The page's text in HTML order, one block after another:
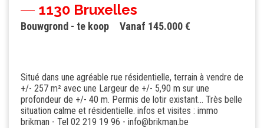
1130 Bruxelles
Vanaf 145.000 €
Bouwgrond - te koop
Situé dans une agréable rue résidentielle, terrain à vendre de
+/- 257 m² avec une Largeur de +/- 5,90 m sur une
profondeur de +/- 40 m. Permis de lotir existant... Très belle
situation calme et résidentielle. infos et visites : immo
brikman - Tel 02 219 19 96 - info@brikman.be